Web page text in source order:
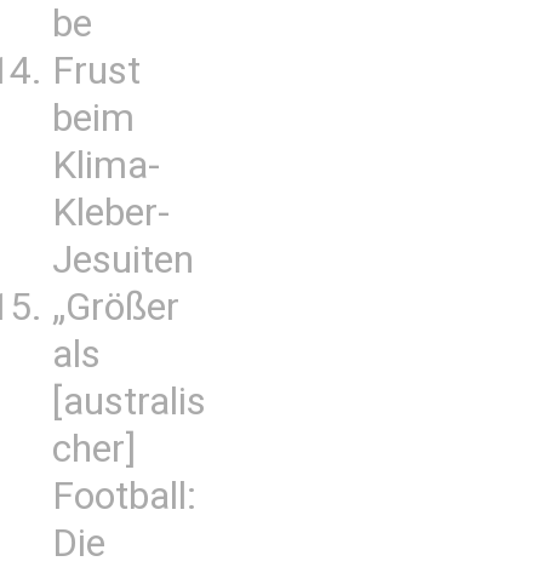
be
Frust
beim
Klima-
Kleber-
Jesuiten
„Größer
als
[australis
cher]
Football:
Die